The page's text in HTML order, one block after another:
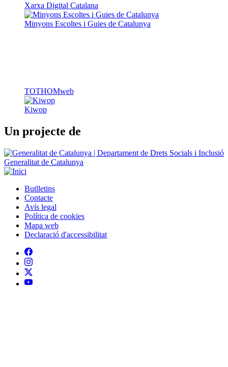
Xarxa Digital Catalana
Minyons Escoltes i Guies de Catalunya
TOTHOMweb
Kiwop
Un projecte de
Generalitat de Catalunya
Peu
Butlletins
Contacte
Avís legal
Política de cookies
Mapa web
Declaració d'accessibilitat